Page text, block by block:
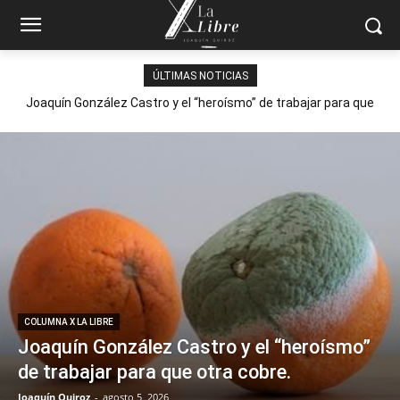
ÚLTIMAS NOTICIAS
Joaquín González Castro y el “heroísmo” de trabajar para que
COLUMNA X LA LIBRE
Joaquín González Castro y el “heroísmo”
de trabajar para que otra cobre.
Joaquín Quiroz - agosto 5, 2026